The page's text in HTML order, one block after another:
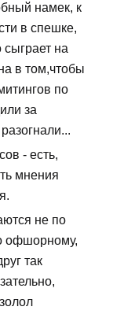
намек, к
в спешке,
сыграет на
в том,чтобы
по
за
- есть,
мнения
не по
офшорному,
так